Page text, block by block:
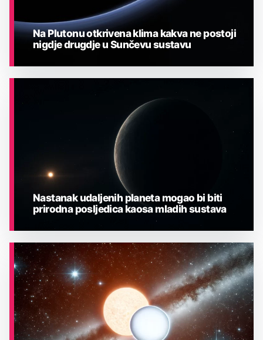
Na Plutonu otkrivena klima kakva ne postoji
nigdje drugdje u Sunčevu sustavu
ASTRONOMIJA
Nastanak udaljenih planeta mogao bi biti
prirodna posljedica kaosa mladih sustava